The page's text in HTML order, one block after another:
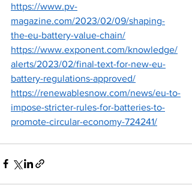
https://www.pv-
magazine.com/2023/02/09/shaping-
the-eu-battery-value-chain/
https://www.exponent.com/knowledge/
alerts/2023/02/final-text-for-new-eu-
battery-regulations-approved/
https://renewablesnow.com/news/eu-to-
impose-stricter-rules-for-batteries-to-
promote-circular-economy-724241/